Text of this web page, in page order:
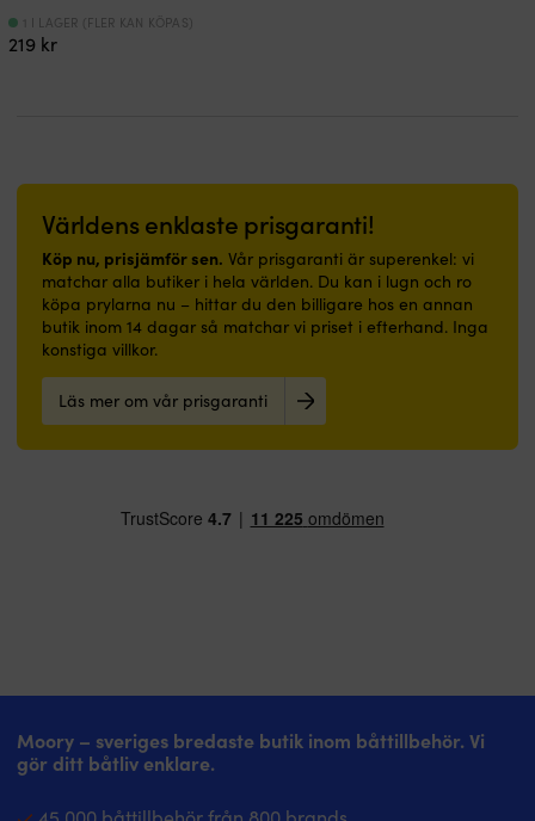
219 kr
1 I LAGER (FLER KAN KÖPAS)
Världens enklaste prisgaranti!
Köp nu, prisjämför sen. Vår prisgaranti är superenkel: vi
matchar alla butiker i hela världen. Du kan i lugn och ro
köpa prylarna nu – hittar du den billigare hos en annan
butik inom 14 dagar så matchar vi priset i efterhand. Inga
konstiga villkor.
Läs mer om vår prisgaranti
Moory – sveriges bredaste butik inom båttillbehör. Vi
gör ditt båtliv enklare.